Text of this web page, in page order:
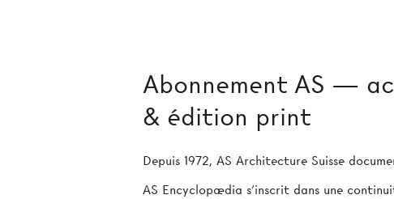
Abonnement AS —
& édition print
Depuis 1972, AS Architecture Suisse
AS Encyclopædia s’inscrit dans une